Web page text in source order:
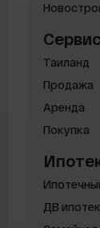
Таиланд
Продажа
Аренда
Покупка
ДВ